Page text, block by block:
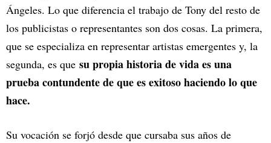
Ángeles. Lo que diferencia el trabajo de Tony del resto de
los publicistas o representantes son dos cosas. La primera,
que se especializa en representar artistas emergentes y, la
segunda, es que su propia historia de vida es una
prueba contundente de que es exitoso haciendo lo que
hace.
Su vocación se forjó desde que cursaba sus años de